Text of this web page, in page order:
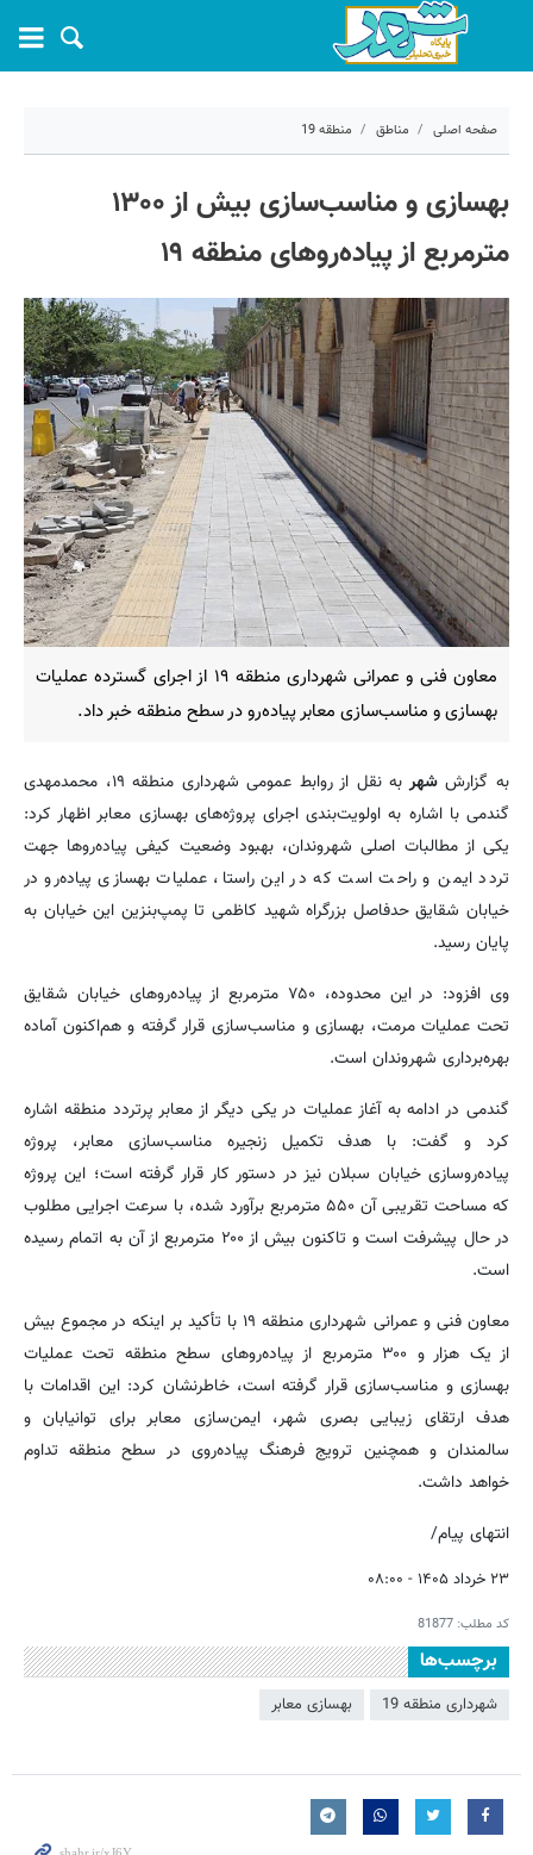
صفحه اصلی مناطق منطقه 19
کد مطلب:
بهسازی و مناسب‌سازی بیش از ۱۳۰۰
مترمربع از پیاده‌روهای منطقه ۱۹
معاون فنی و عمرانی شهرداری منطقه ۱۹ از اجرای گسترده عملیات
بهسازی و مناسب‌سازی معابر پیاده‌رو در سطح منطقه خبر داد.
به گزارششهر
به نقل از روابط عمومی شهرداری منطقه ۱۹، محمدمهدی
گندمی با اشاره به اولویت‌بندی اجرای پروژه‌های بهسازی معابر اظهار کرد:
یکی از مطالبات اصلی شهروندان، بهبود وضعیت کیفی پیاده‌روها جهت
تردد ایمن و راحت است که در این راستا، عملیات بهسازی پیاده‌رو در
خیابان شقایق حدفاصل بزرگراه شهید کاظمی تا پمپ‌بنزین این خیابان به
پایان رسید.
وی افزود: در این محدوده، ۷۵۰ مترمربع از پیاده‌روهای خیابان شقایق
تحت عملیات مرمت، بهسازی و مناسب‌سازی قرار گرفته و هم‌اکنون آماده
بهره‌برداری شهروندان است.
گندمی در ادامه به آغاز عملیات در یکی دیگر از معابر پرتردد منطقه اشاره
کرد و گفت: با هدف تکمیل زنجیره مناسب‌سازی معابر، پروژه
پیاده‌روسازی خیابان سبلان نیز در دستور کار قرار گرفته است؛ این پروژه
که مساحت تقریبی آن ۵۵۰ مترمربع برآورد شده، با سرعت اجرایی مطلوب
در حال پیشرفت است و تاکنون بیش از ۲۰۰ مترمربع از آن به اتمام رسیده
است.
معاون فنی و عمرانی شهرداری منطقه ۱۹ با تأکید بر اینکه در مجموع بیش
از یک هزار و ۳۰۰ مترمربع از پیاده‌روهای سطح منطقه تحت عملیات
بهسازی و مناسب‌سازی قرار گرفته است، خاطرنشان کرد: این اقدامات با
هدف ارتقای زیبایی بصری شهر، ایمن‌سازی معابر برای توانیابان و
سالمندان و همچنین ترویج فرهنگ پیاده‌روی در سطح منطقه تداوم
خواهد داشت.
انتهای پیام/
۲۳ خرداد ۱۴۰۵ - ۰۸:۰۰
کد مطلب: 81877
برچسب‌ها
شهرداری منطقه 19 بهسازی معابر